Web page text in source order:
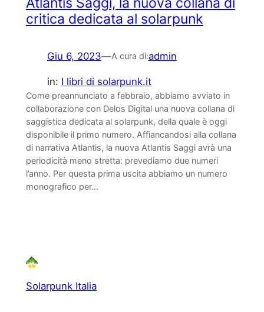
critica dedicata al solarpunk
Giu 6, 2023—A cura di:admin
in: I libri di solarpunk.it
Come preannunciato a febbraio, abbiamo avviato in
collaborazione con Delos Digital una nuova collana di
saggistica dedicata al solarpunk, della quale è oggi
disponibile il primo numero. Affiancandosi alla collana
di narrativa Atlantis, la nuova Atlantis Saggi avrà una
periodicità meno stretta: prevediamo due numeri
l’anno. Per questa prima uscita abbiamo un numero
monografico per…
Solarpunk Italia